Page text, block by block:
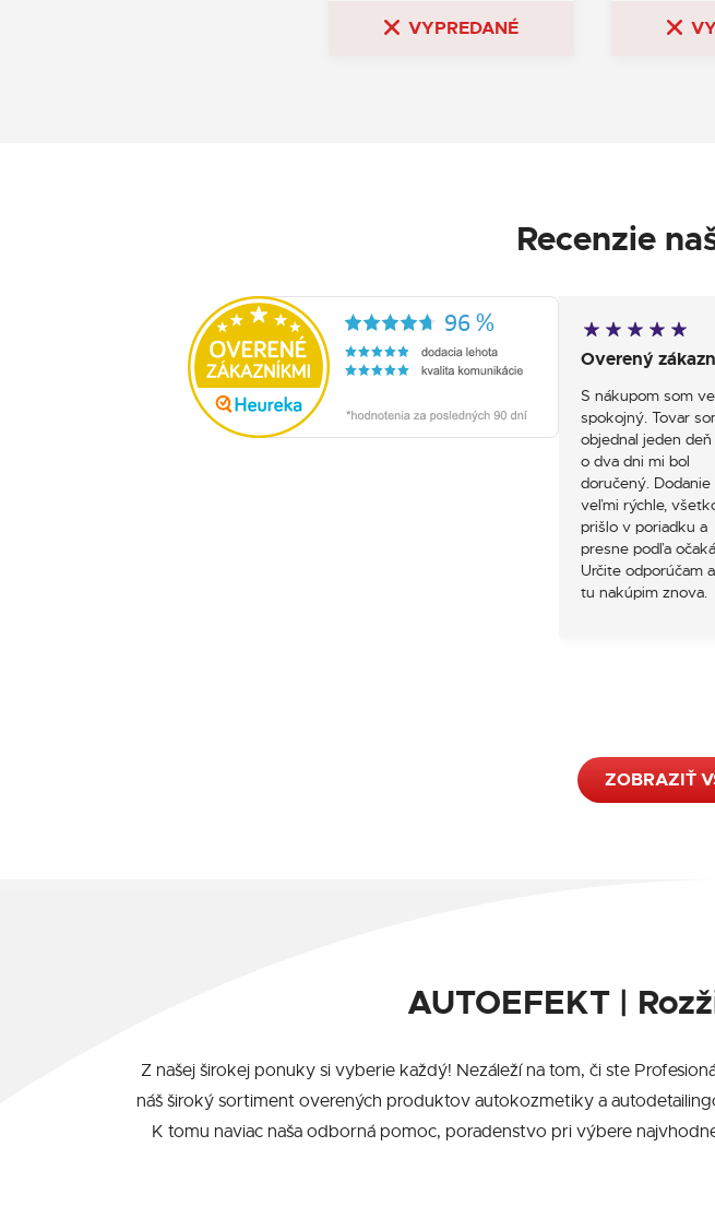
VYPREDANÉ
Recenzie
Overený
S nákupom som
spokojný. Tovar
objednal jeden deň
o dva dni mi bol
doručený. Dodanie
veľmi rýchle,
prišlo v poriadku a
presne podľa
Určite odporúčam
tu nakúpim znova.
ZOBRAZIŤ
AUTOEFEKT |
Z našej širokej ponuky si vyberie každý! Nezáleží na tom, či ste
náš široký sortiment overených produktov autokozmetiky a
K tomu naviac naša odborná pomoc, poradenstvo pri výbere